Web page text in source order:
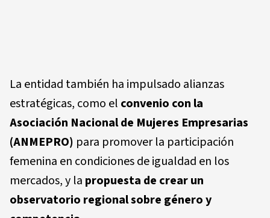
La entidad también ha impulsado alianzas
estratégicas, como el convenio con la
Asociación Nacional de Mujeres Empresarias
(ANMEPRO) para promover la participación
femenina en condiciones de igualdad en los
mercados, y la propuesta de crear un
observatorio regional sobre género y